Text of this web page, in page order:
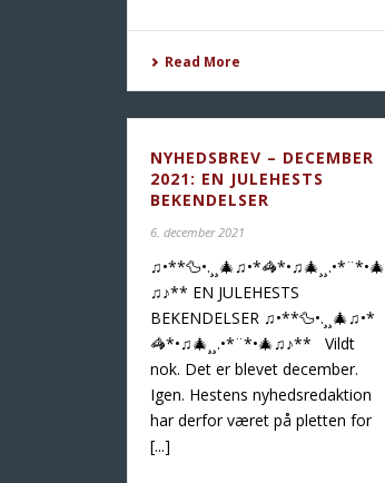
Read More
NYHEDSBREV – DECEMBER
2021: EN JULEHESTS
BEKENDELSER
6. december 2021
♫•**🦆•.¸¸🎄♫•*🦓*•♫🎄¸¸.•*¨*•🎄
♫♪** EN JULEHESTS
BEKENDELSER ♫•**🦆•.¸¸🎄♫•*
🦓*•♫🎄¸¸.•*¨*•🎄♫♪** Vildt
nok. Det er blevet december.
Igen. Hestens nyhedsredaktion
har derfor været på pletten for
[...]